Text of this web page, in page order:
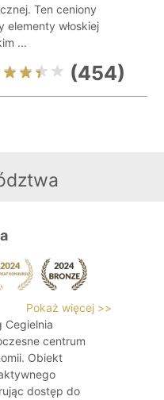
Ten ceniony
elementy włoskiej
...
(454)
Pokaż więcej >>
Cegielnia
centrum
Obiekt
dostęp do